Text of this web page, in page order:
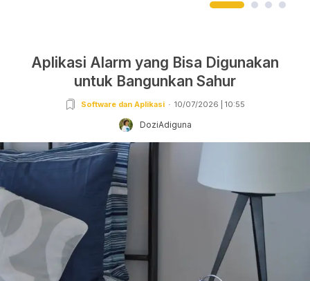
Aplikasi Alarm yang Bisa Digunakan
untuk Bangunkan Sahur
Software dan Aplikasi 10/07/2026 | 10:55
DoziAdiguna